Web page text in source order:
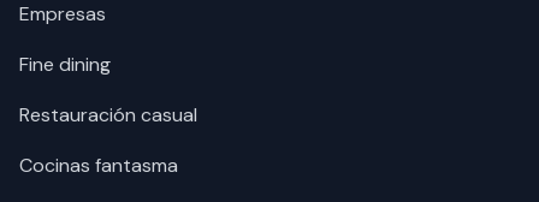
Empresas
Fine dining
Restauración casual
Cocinas fantasma